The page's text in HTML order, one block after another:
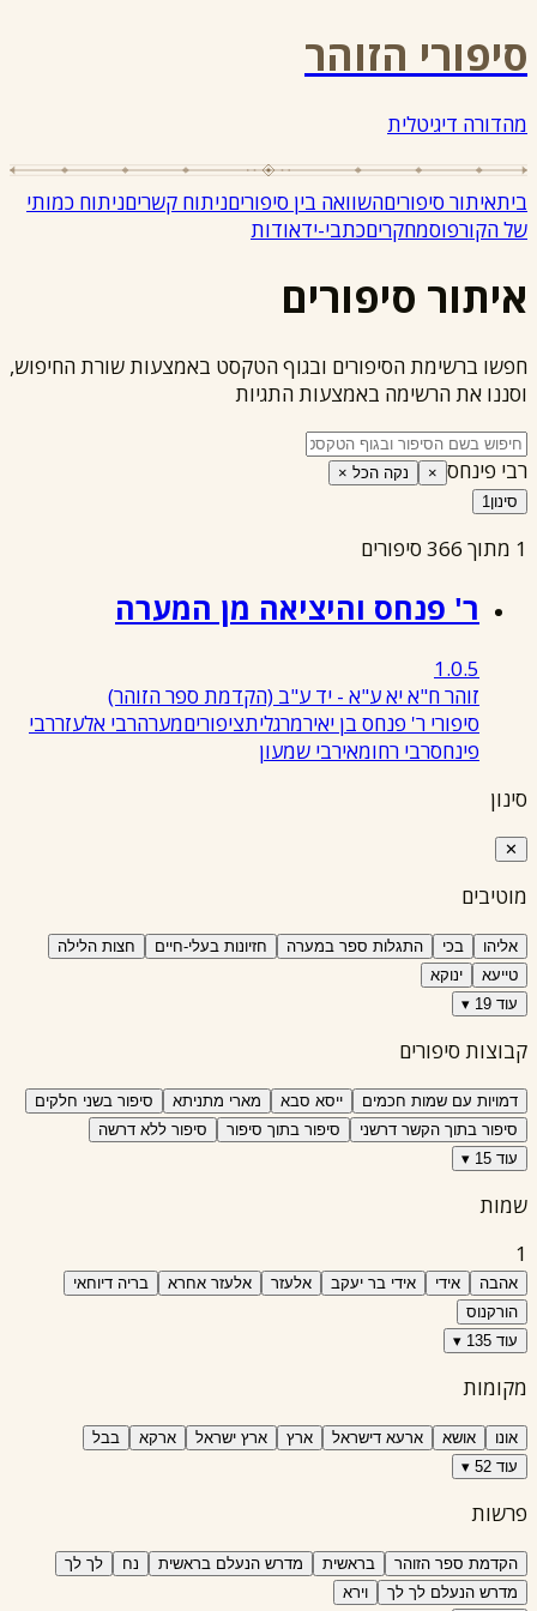
סיפורי הזוהר
מהדורה דיגיטלית
ביתאיתור סיפוריםהשוואה בין סיפוריםניתוח קשריםניתוח כמותי
של הקורפוסמחקריםכתבי-ידאודות
איתור סיפורים
חפשו ברשימת הסיפורים ובגוף הטקסט באמצעות שורת החיפוש,
וסננו את הרשימה באמצעות התגיות
רבי פינחס ×
נקה הכל ×
סינון1
1 מתוך 366 סיפורים
ר' פנחס והיציאה מן המערה
1.0.5
זוהר ח"א יא ע"א - יד ע"ב (הקדמת ספר הזוהר)
סיפורי ר' פנחס בן יאירמרגליתציפוריםמערהרבי אלעזררבי
פינחסרבי רחומאירבי שמעון
סינון
✕
מוטיבים
אליהו בכי התגלות ספר במערה חזיונות בעלי-חיים
חצות הלילה
טייעא
ינוקא
עוד 19 ▾
קבוצות סיפורים
דמויות עם שמות חכמים ייסא סבא מארי מתניתא
סיפור בשני חלקים
סיפור בתוך הקשר דרשני
סיפור בתוך סיפור
סיפור ללא דרשה
עוד 15 ▾
שמות
1
אהבה אידי אידי בר יעקב אלעזר אלעזר אחרא
בריה דיוחאי
הורקנוס
עוד 135 ▾
מקומות
אונו אושא ארעא דישראל ארץ ארץ ישראל ארקא
בבל
עוד 52 ▾
פרשות
הקדמת ספר הזוהר בראשית מדרש הנעלם בראשית נח
לך לך
מדרש הנעלם לך לך
וירא